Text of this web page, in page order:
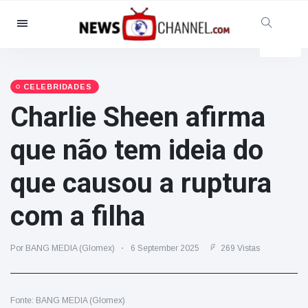
Categorias
Social & Diversão
Cinema & TV
(81)
Celebridades
(13938)
Moda e Beleza
(122)
Automóveis & Motor
Comida e bebida
Jogos
(160)
CELEBRIDADES
Charlie Sheen afirma
que não tem ideia do
que causou a ruptura
com a filha
Por BANG MEDIA (Glomex) 6 September 2025 269 Vistas
Fonte: BANG MEDIA (Glomex)